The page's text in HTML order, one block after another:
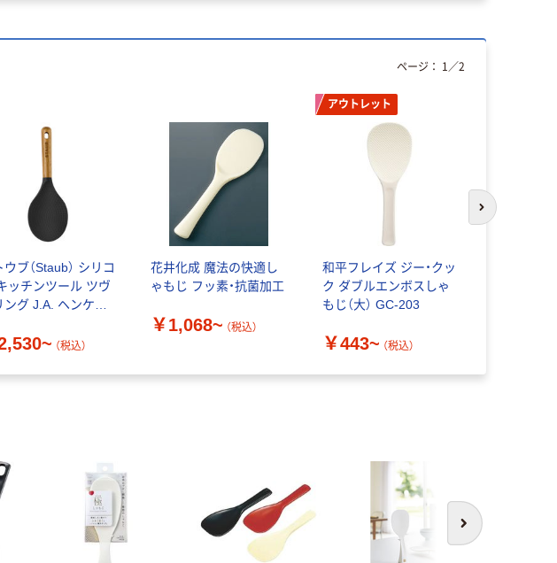
ウブ（Staub） シリコ
ッチンツール ツヴ
ング J.A. ヘンケル
（税込）
花井化成 魔法の快適し
ゃもじ フッ素・抗菌加工
￥1,068~ （税込）
アウトレット
和平フレイズ ジー・クッ
ク ダブルエンボスしゃ
もじ（大） GC-203
￥443~ （税込）
ページ： 1 ／2
次のスライド
次へ